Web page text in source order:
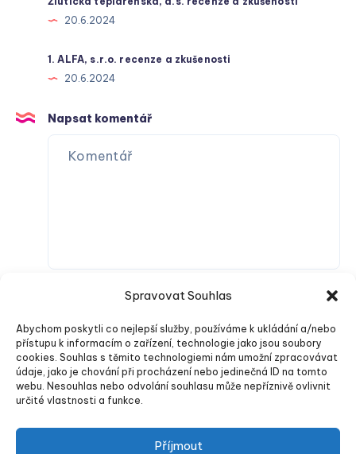
Spravovat Souhlas
Abychom poskytli co nejlepší služby, používáme k ukládání a/nebo
přístupu k informacím o zařízení, technologie jako jsou soubory
cookies. Souhlas s těmito technologiemi nám umožní zpracovávat
údaje, jako je chování při procházení nebo jedinečná ID na tomto
webu. Nesouhlas nebo odvolání souhlasu může nepříznivě ovlivnit
určité vlastnosti a funkce.
Příjmout
20.6.2024
1. ALFA, s.r.o. recenze a zkušenosti
20.6.2024
Napsat komentář
Odeslat komentář